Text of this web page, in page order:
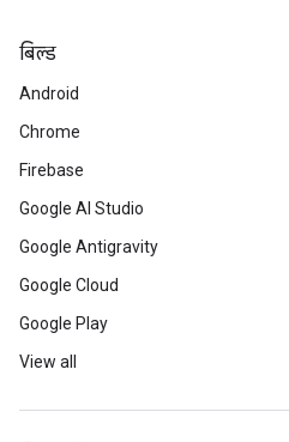
बिल्ड
Android
Chrome
Firebase
Google AI Studio
Google Antigravity
Google Cloud
Google Play
View all